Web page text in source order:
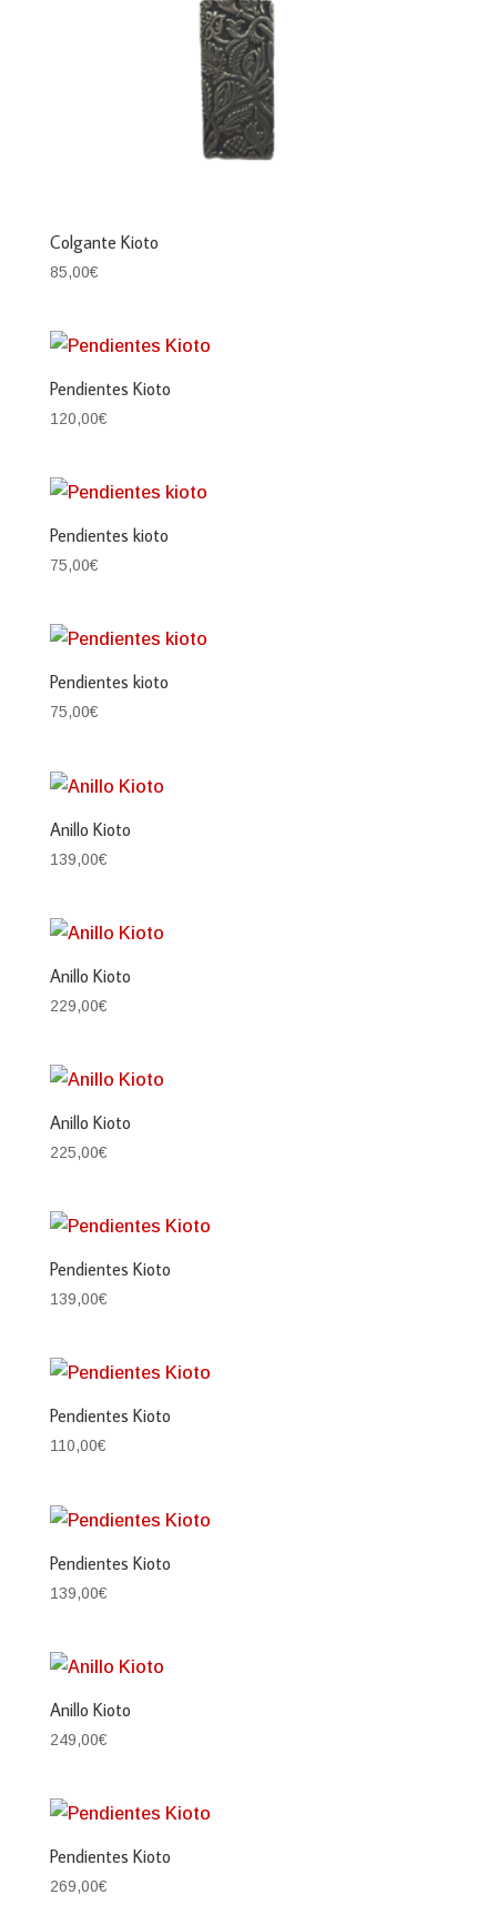
Colgante Kioto
85,00€
Pendientes Kioto
120,00€
Pendientes kioto
75,00€
Pendientes kioto
75,00€
Anillo Kioto
139,00€
Anillo Kioto
229,00€
Anillo Kioto
225,00€
Pendientes Kioto
139,00€
Pendientes Kioto
110,00€
Pendientes Kioto
139,00€
Anillo Kioto
249,00€
Pendientes Kioto
269,00€